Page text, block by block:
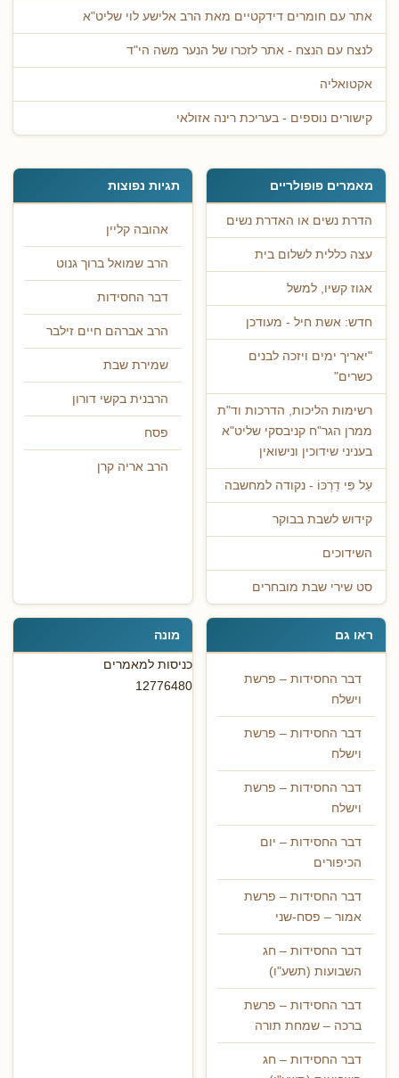
אתר עם חומרים דידקטיים מאת הרב אלישע לוי שליט"א
לנצח עם הנצח - אתר לזכרו של הנער משה הי"ד
אקטואליה
קישורים נוספים - בעריכת רינה אזולאי
מאמרים פופולריים
הדרת נשים או האדרת נשים
עצה כללית לשלום בית
אגוז קשיו, למשל
חדש: אשת חיל - מעודכן
"יאריך ימים ויזכה לבנים
כשרים"
רשימות הליכות, הדרכות וד"ת
ממרן הגר"ח קניבסקי שליט"א
בעניני שידוכין ונישואין
עַל פִּי דַרְכּוֹ - נקודה למחשבה
קידוש לשבת בבוקר
השידוכים
סט שירי שבת מובחרים
תגיות נפוצות
אהובה קליין
הרב שמואל ברוך גנוט
דבר החסידות
הרב אברהם חיים זילבר
שמירת שבת
הרבנית בקשי דורון
פסח
הרב אריה קרן
ראו גם
דבר החסידות – פרשת
וישלח
דבר החסידות – פרשת
וישלח
דבר החסידות – פרשת
וישלח
דבר החסידות – יום
הכיפורים
דבר החסידות – פרשת
אמור – פסח-שני
דבר החסידות – חג
השבועות (תשע"ו)
דבר החסידות – פרשת
ברכה – שמחת תורה
דבר החסידות – חג
מונה
כניסות למאמרים
12776480